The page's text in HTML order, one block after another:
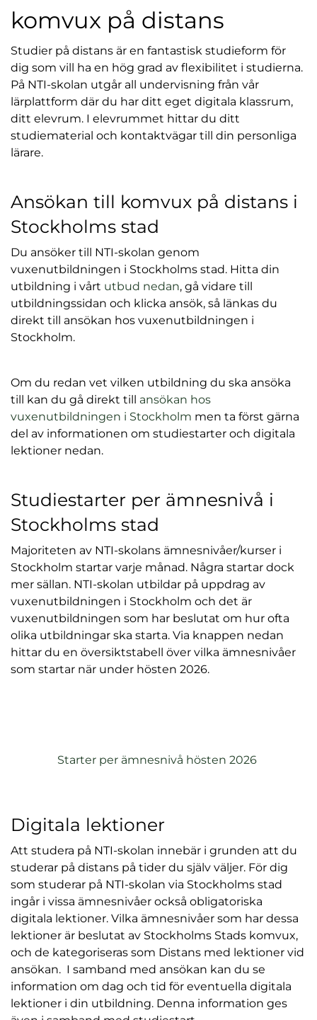
komvux på distans
Studier på distans är en fantastisk studieform för
dig som vill ha en hög grad av flexibilitet i studierna.
På NTI-skolan utgår all undervisning från vår
lärplattform där du har ditt eget digitala klassrum,
ditt elevrum. I elevrummet hittar du ditt
studiematerial och kontaktvägar till din personliga
lärare.
Ansökan till komvux på distans i
Stockholms stad
Du ansöker till NTI-skolan genom
vuxenutbildningen i Stockholms stad. Hitta din
utbildning i vårt utbud nedan, gå vidare till
utbildningssidan och klicka ansök, så länkas du
direkt till ansökan hos vuxenutbildningen i
Stockholm.
Om du redan vet vilken utbildning du ska ansöka
till kan du gå direkt till ansökan hos
vuxenutbildningen i Stockholm men ta först gärna
del av informationen om studiestarter och digitala
lektioner nedan.
Studiestarter per ämnesnivå i
Stockholms stad
Majoriteten av NTI-skolans ämnesnivåer/kurser i
Stockholm startar varje månad. Några startar dock
mer sällan. NTI-skolan utbildar på uppdrag av
vuxenutbildningen i Stockholm och det är
vuxenutbildningen som har beslutat om hur ofta
olika utbildningar ska starta. Via knappen nedan
hittar du en översiktstabell över vilka ämnesnivåer
som startar när under hösten 2026.
Starter per ämnesnivå hösten 2026
s
ö
n
Digitala lektioner
Att studera på NTI-skolan innebär i grunden att du
studerar på distans på tider du själv väljer. För dig
som studerar på NTI-skolan via Stockholms stad
ingår i vissa ämnesnivåer också obligatoriska
digitala lektioner. Vilka ämnesnivåer som har dessa
lektioner är beslutat av Stockholms Stads komvux,
och de kategoriseras som Distans med lektioner vid
ansökan. I samband med ansökan kan du se
information om dag och tid för eventuella digitala
lektioner i din utbildning. Denna information ges